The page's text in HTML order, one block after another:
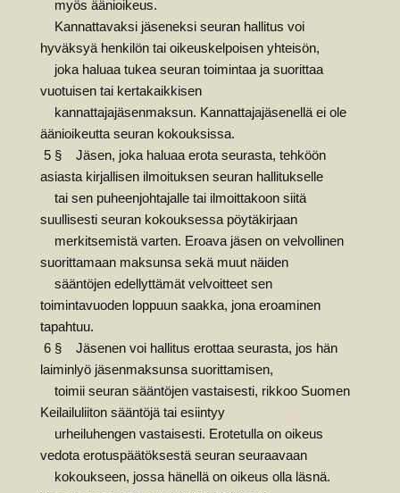
myös äänioikeus.
Kannattavaksi jäseneksi seuran hallitus voi
hyväksyä henkilön tai oikeuskelpoisen yhteisön,
joka haluaa tukea seuran toimintaa ja suorittaa
vuotuisen tai kertakaikkisen
kannattajajäsenmaksun. Kannattajajäsenellä ei ole
äänioikeutta seuran kokouksissa.
5 § Jäsen, joka haluaa erota seurasta, tehköön
asiasta kirjallisen ilmoituksen seuran hallitukselle
tai sen puheenjohtajalle tai ilmoittakoon siitä
suullisesti seuran kokouksessa pöytäkirjaan
merkitsemistä varten. Eroava jäsen on velvollinen
suorittamaan maksunsa sekä muut näiden
sääntöjen edellyttämät velvoitteet sen
toimintavuoden loppuun saakka, jona eroaminen
tapahtuu.
6 § Jäsenen voi hallitus erottaa seurasta, jos hän
laiminlyö jäsenmaksunsa suorittamisen,
toimii seuran sääntöjen vastaisesti, rikkoo Suomen
Keilailuliiton sääntöjä tai esiintyy
urheiluhengen vastaisesti. Erotetulla on oikeus
vedota erotuspäätöksestä seuran seuraavaan
kokoukseen, jossa hänellä on oikeus olla läsnä.